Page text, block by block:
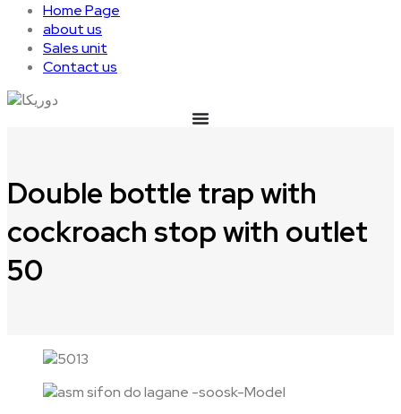
Home Page
about us
Sales unit
Contact us
Double bottle trap with
cockroach stop with outlet
50